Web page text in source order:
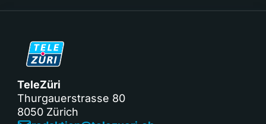
TeleZüri
Thurgauerstrasse 80
8050 Zürich